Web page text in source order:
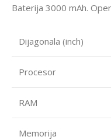
Baterija 3000 mAh.
Dijagonala (inch)
Procesor
RAM
Memorija